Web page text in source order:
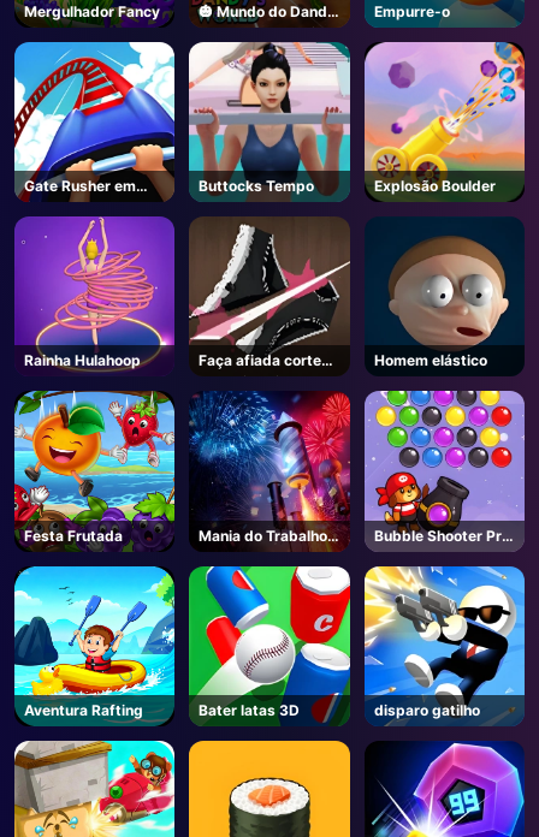
AD
Mergulhador Fancy
🎃 Mundo do Dandy
- Unblocked Online
Game
Empurre-o
Gate Rusher em
linha
Buttocks Tempo Explosão Boulder
Rainha Hulahoop
Faça afiada corte
roupa interior on-
line
Homem elástico
Festa Frutada
Mania do Trabalho
do Fogo
Bubble Shooter Pro
3
Aventura Rafting Bater latas 3D disparo gatilho